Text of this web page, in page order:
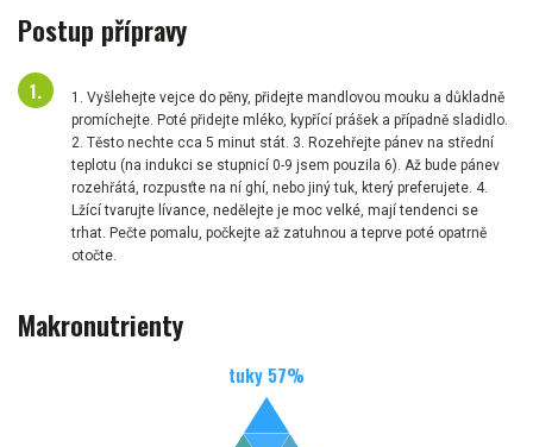
Postup přípravy
1. Vyšlehejte vejce do pěny, přidejte mandlovou mouku a důkladně
promíchejte. Poté přidejte mléko, kypřící prášek a případně sladidlo.
2. Těsto nechte cca 5 minut stát. 3. Rozehřejte pánev na střední
teplotu (na indukci se stupnicí 0-9 jsem pouzila 6). Až bude pánev
rozehřátá, rozpusťte na ní ghí, nebo jiný tuk, který preferujete. 4.
Lžící tvarujte lívance, nedělejte je moc velké, mají tendenci se
trhat. Pečte pomalu, počkejte až zatuhnou a teprve poté opatrně
otočte.
Makronutrienty
tuky 57%